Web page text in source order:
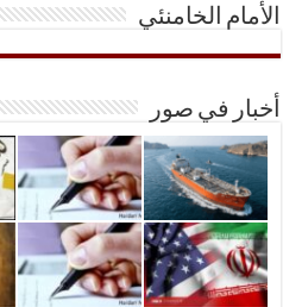
الأمام الخامنئي
أخبار في صور